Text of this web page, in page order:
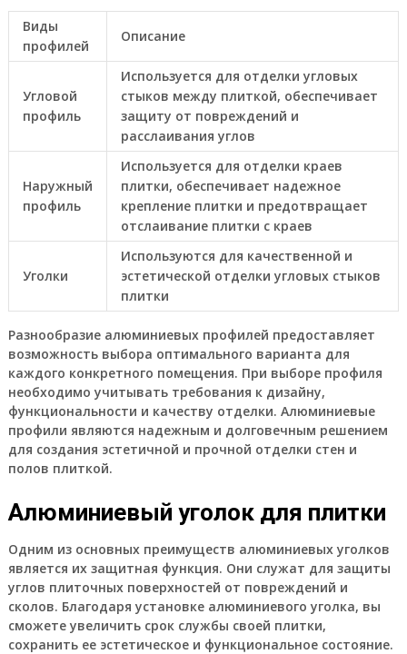
Виды
профилей
Описание
Угловой
профиль
Используется для отделки угловых
стыков между плиткой, обеспечивает
защиту от повреждений и
расслаивания углов
Наружный
профиль
Используется для отделки краев
плитки, обеспечивает надежное
крепление плитки и предотвращает
отслаивание плитки с краев
Уголки
Используются для качественной и
эстетической отделки угловых стыков
плитки
Разнообразие алюминиевых профилей предоставляет
возможность выбора оптимального варианта для
каждого конкретного помещения. При выборе профиля
необходимо учитывать требования к дизайну,
функциональности и качеству отделки. Алюминиевые
профили являются надежным и долговечным решением
для создания эстетичной и прочной отделки стен и
полов плиткой.
Алюминиевый уголок для плитки
Одним из основных преимуществ алюминиевых уголков
является их защитная функция. Они служат для защиты
углов плиточных поверхностей от повреждений и
сколов. Благодаря установке алюминиевого уголка, вы
сможете увеличить срок службы своей плитки,
сохранить ее эстетическое и функциональное состояние.